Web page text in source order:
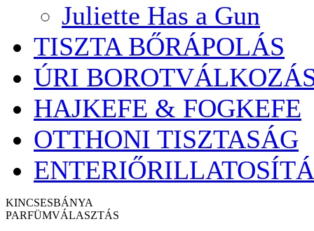
Juliette Has a Gun
TISZTA BŐRÁPOLÁS
ÚRI
HAJKEFE & FOGKEFE
OTTHONI TISZTASÁG
KINCSESBÁNYA
PARFÜMVÁLASZTÁS